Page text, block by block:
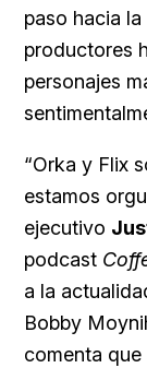
paso hacia
productores
personajes
“Orka y Flix
estamos
ejecutivo
podcast
a la
Bobby
comenta